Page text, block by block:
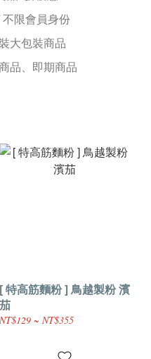
限會員身份
大包裝商品
品、即期商品
[ 特高筋麵粉 ] 鳥越製粉 濱
茄
NT$129 ~ NT$355